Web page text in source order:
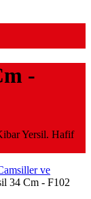
-
Yersil. Hafif
ve
34 Cm - F102